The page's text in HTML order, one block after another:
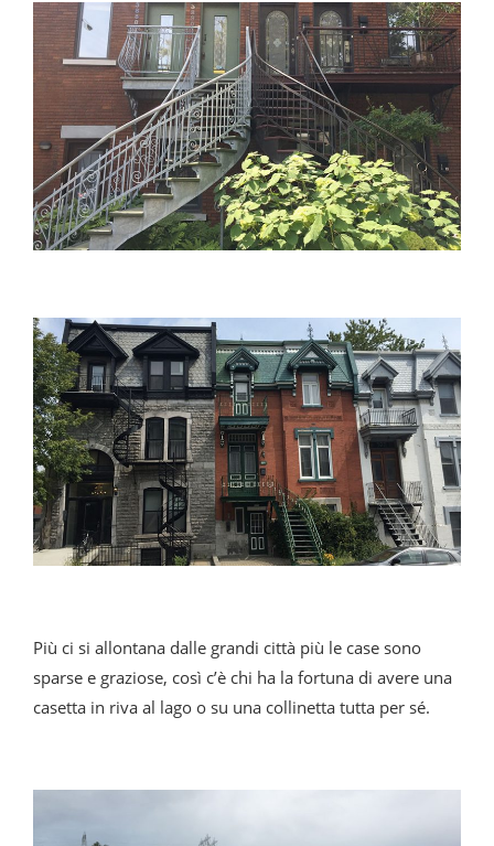
Più ci si allontana dalle grandi città più le case sono
sparse e graziose, così c’è chi ha la fortuna di avere una
casetta in riva al lago o su una collinetta tutta per sé.